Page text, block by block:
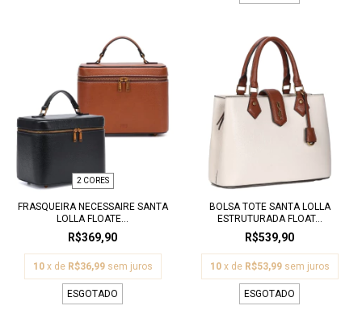
2 CORES
FRASQUEIRA NECESSAIRE SANTA
LOLLA FLOATE...
R$369,90
10 x de R$36,99 sem juros
ESGOTADO
BOLSA TOTE SANTA LOLLA
ESTRUTURADA FLOAT...
R$539,90
10 x de R$53,99 sem juros
ESGOTADO